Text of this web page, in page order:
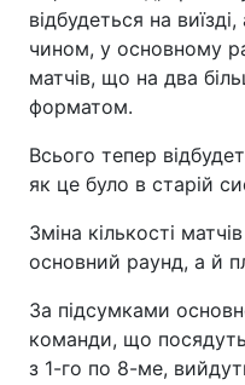
відбудеться на
чином, у основному
матчів, що на два
форматом.
Всього тепер
як це було в старій
Зміна кількості
основний раунд, а й
За підсумками
команди, що посядуть
з 1-го по 8-ме,